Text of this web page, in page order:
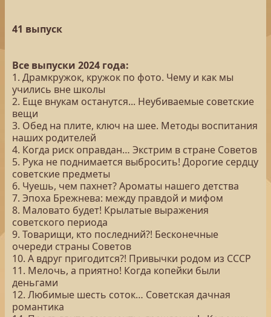
41 выпуск
Все выпуски 2024 года:
1. Драмкружок, кружок по фото. Чему и как мы
учились вне школы
2. Еще внукам останутся... Неубиваемые советские
вещи
3. Обед на плите, ключ на шее. Методы воспитания
наших родителей
4. Когда риск оправдан… Экстрим в стране Советов
5. Рука не поднимается выбросить! Дорогие сердцу
советские предметы
6. Чуешь, чем пахнет? Ароматы нашего детства
7. Эпоха Брежнева: между правдой и мифом
8. Маловато будет! Крылатые выражения
советского периода
9. Товарищи, кто последний?! Бесконечные
очереди страны Советов
10. А вдруг пригодится?! Привычки родом из СССР
11. Мелочь, а приятно! Когда копейки были
деньгами
12. Любимые шесть соток… Советская дачная
романтика